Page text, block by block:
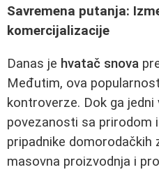
Savremena putanja:
komercijalizacije
Danas je hvatač snova
Međutim, ova
kontroverze. Dok ga
povezanosti sa prirodom
pripadnike domorodačkih
masovna proizvodnja i